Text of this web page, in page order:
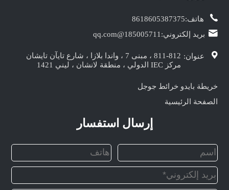
هاتف:8618605387375
بريد إلكتروني: 185005711@qq.com
عنوان: 811-812 ، مبنى 7 ، واندا بلازا ، شارع تايآن تايشان
مركز IEC الدولي ، منطقة لانشان ، ليني 1421
خريطة بايدو خرائط جوجل
الصفحة الرئيسية
إرسال استفسار